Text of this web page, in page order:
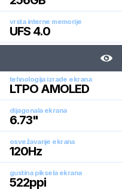
vrsta interne memorije
UFS 4.0
tehnologija izrade ekrana
LTPO AMOLED
dijagonala ekrana
6.73"
osvežavanje ekrana
120Hz
gustina piksela ekrana
522ppi